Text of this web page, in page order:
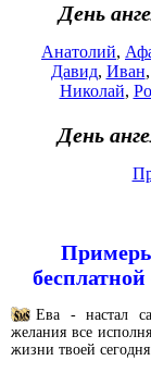
День
Анатолий,
Давид, Иван,
Николай,
День
Ева - настал
желания все
жизни твоей